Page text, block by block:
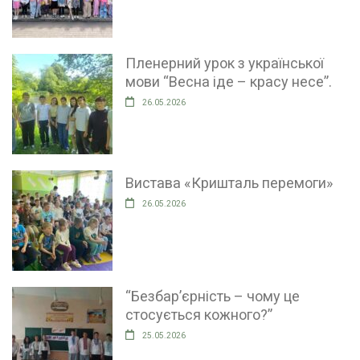
Пленерний урок з української
мови “Весна іде – красу несе”.
26.05.2026
Вистава «Кришталь перемоги»
26.05.2026
“Безбар’єрність – чому це
стосується кожного?”
25.05.2026